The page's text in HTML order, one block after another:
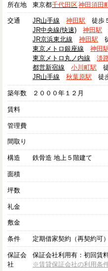
所在地 東京都千代田区神田須田
交通 JR山手線 神田駅 徒歩
JR中央線(快速)
神田駅
JR京浜東北線
神田駅
東京メトロ銀座線
神田
東京メトロ丸ノ内線
淡
都営新宿線
小川町駅
JR山手線
秋葉原駅 徒
築年数 ２０００年１２月
賃料
管理費
間取り
構造 鉄骨造 地上５階建て
面積
坪数
礼金
敷金
条件 定期借家契約（再契約可）
保証会
社
保証会社利用有：初回賃
※賃貸保証会社の利用条